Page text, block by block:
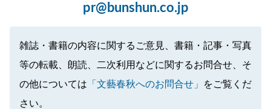
pr@bunshun.co.jp
雑誌・書籍の内容に関するご意見、書籍・記事・写真
等の転載、朗読、二次利用などに関するお問合せ、そ
の他については 「文藝春秋へのお問合せ」
をご覧くだ
さい。